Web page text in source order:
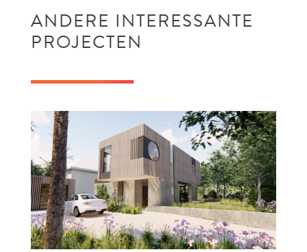
ANDERE INTERESSANTE
PROJECTEN